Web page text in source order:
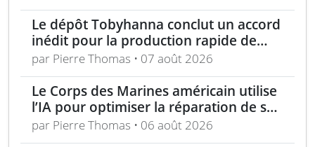
Le dépôt Tobyhanna conclut un accord
inédit pour la production rapide de
composants de sUAS
par Pierre Thomas • 07 août 2026
Le Corps des Marines américain utilise
l’IA pour optimiser la réparation de ses
équipements
par Pierre Thomas • 06 août 2026